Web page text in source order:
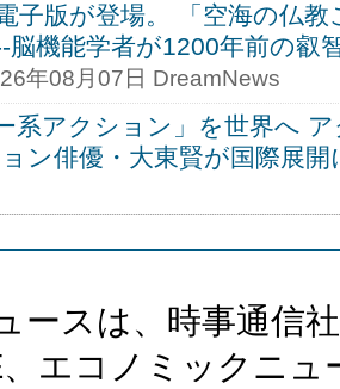
子版が登場。 「空海の仏教
脳機能学者が1200年前の叡
年08月07日 DreamNews
系アクション」を世界へ
ン俳優・大東賢が国際展開
ースは、時事通信
エコノミックニ